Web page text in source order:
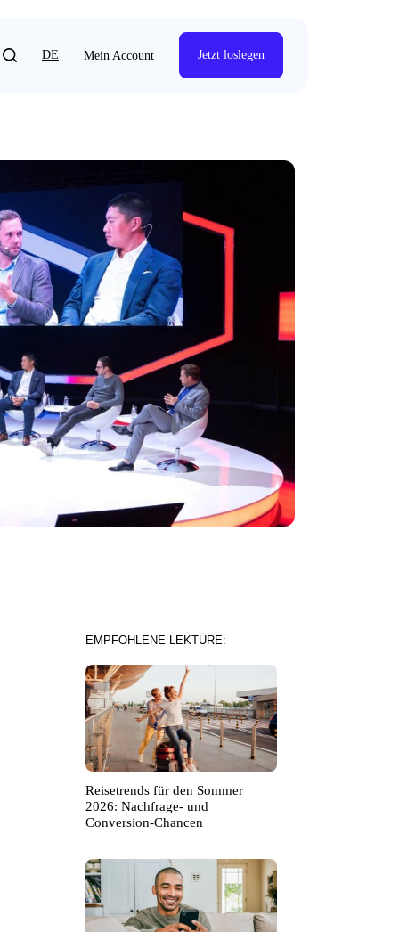
DE Mein Account Jetzt loslegen
EMPFOHLENE LEKTÜRE:
Reisetrends für den Sommer
2026: Nachfrage- und
Conversion-Chancen